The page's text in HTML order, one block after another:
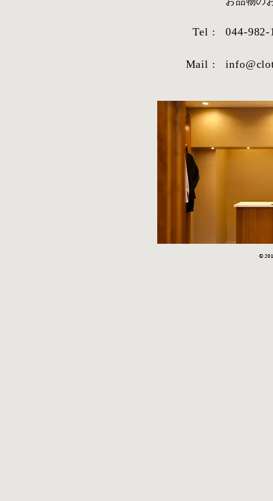
Tel : 044-982-
Mail :
©